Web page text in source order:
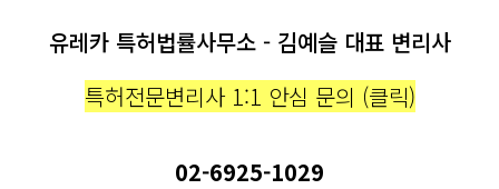
유레카 특허법률사무소 - 김예슬 대표 변리사
특허전문변리사 1:1 안심 문의 (클릭)
02-6925-1029